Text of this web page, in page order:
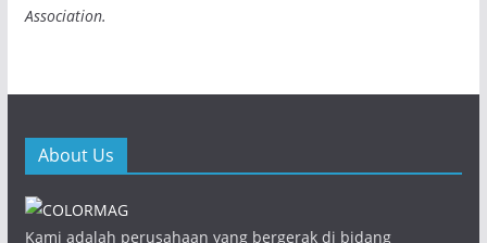
Association.
About Us
Kami adalah perusahaan yang bergerak di bidang